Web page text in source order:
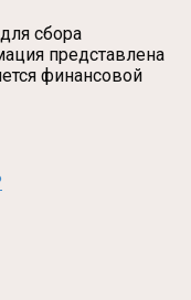
сбора
представлена
финансовой